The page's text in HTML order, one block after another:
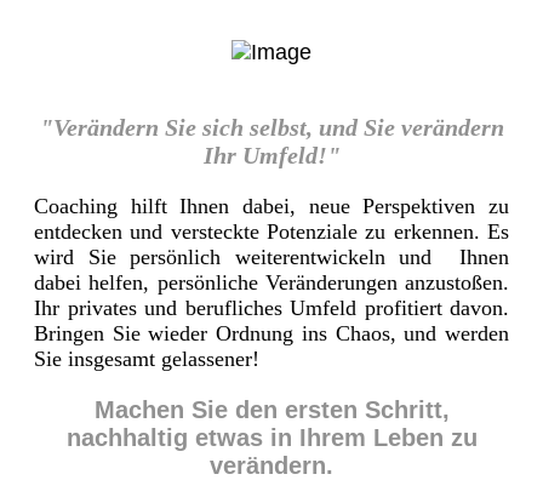
"Verändern Sie sich selbst, und Sie verändern
Ihr Umfeld!"
Coaching hilft Ihnen dabei, neue Perspektiven zu
entdecken und versteckte Potenziale zu erkennen. Es
wird Sie persönlich weiterentwickeln und Ihnen
dabei helfen, persönliche Veränderungen anzustoßen.
Ihr privates und berufliches Umfeld profitiert davon.
Bringen Sie wieder Ordnung ins Chaos, und werden
Sie insgesamt gelassener!
Machen Sie den ersten Schritt,
nachhaltig etwas in Ihrem Leben zu
verändern.